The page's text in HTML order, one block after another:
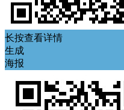
长按查看详情
生成
海报